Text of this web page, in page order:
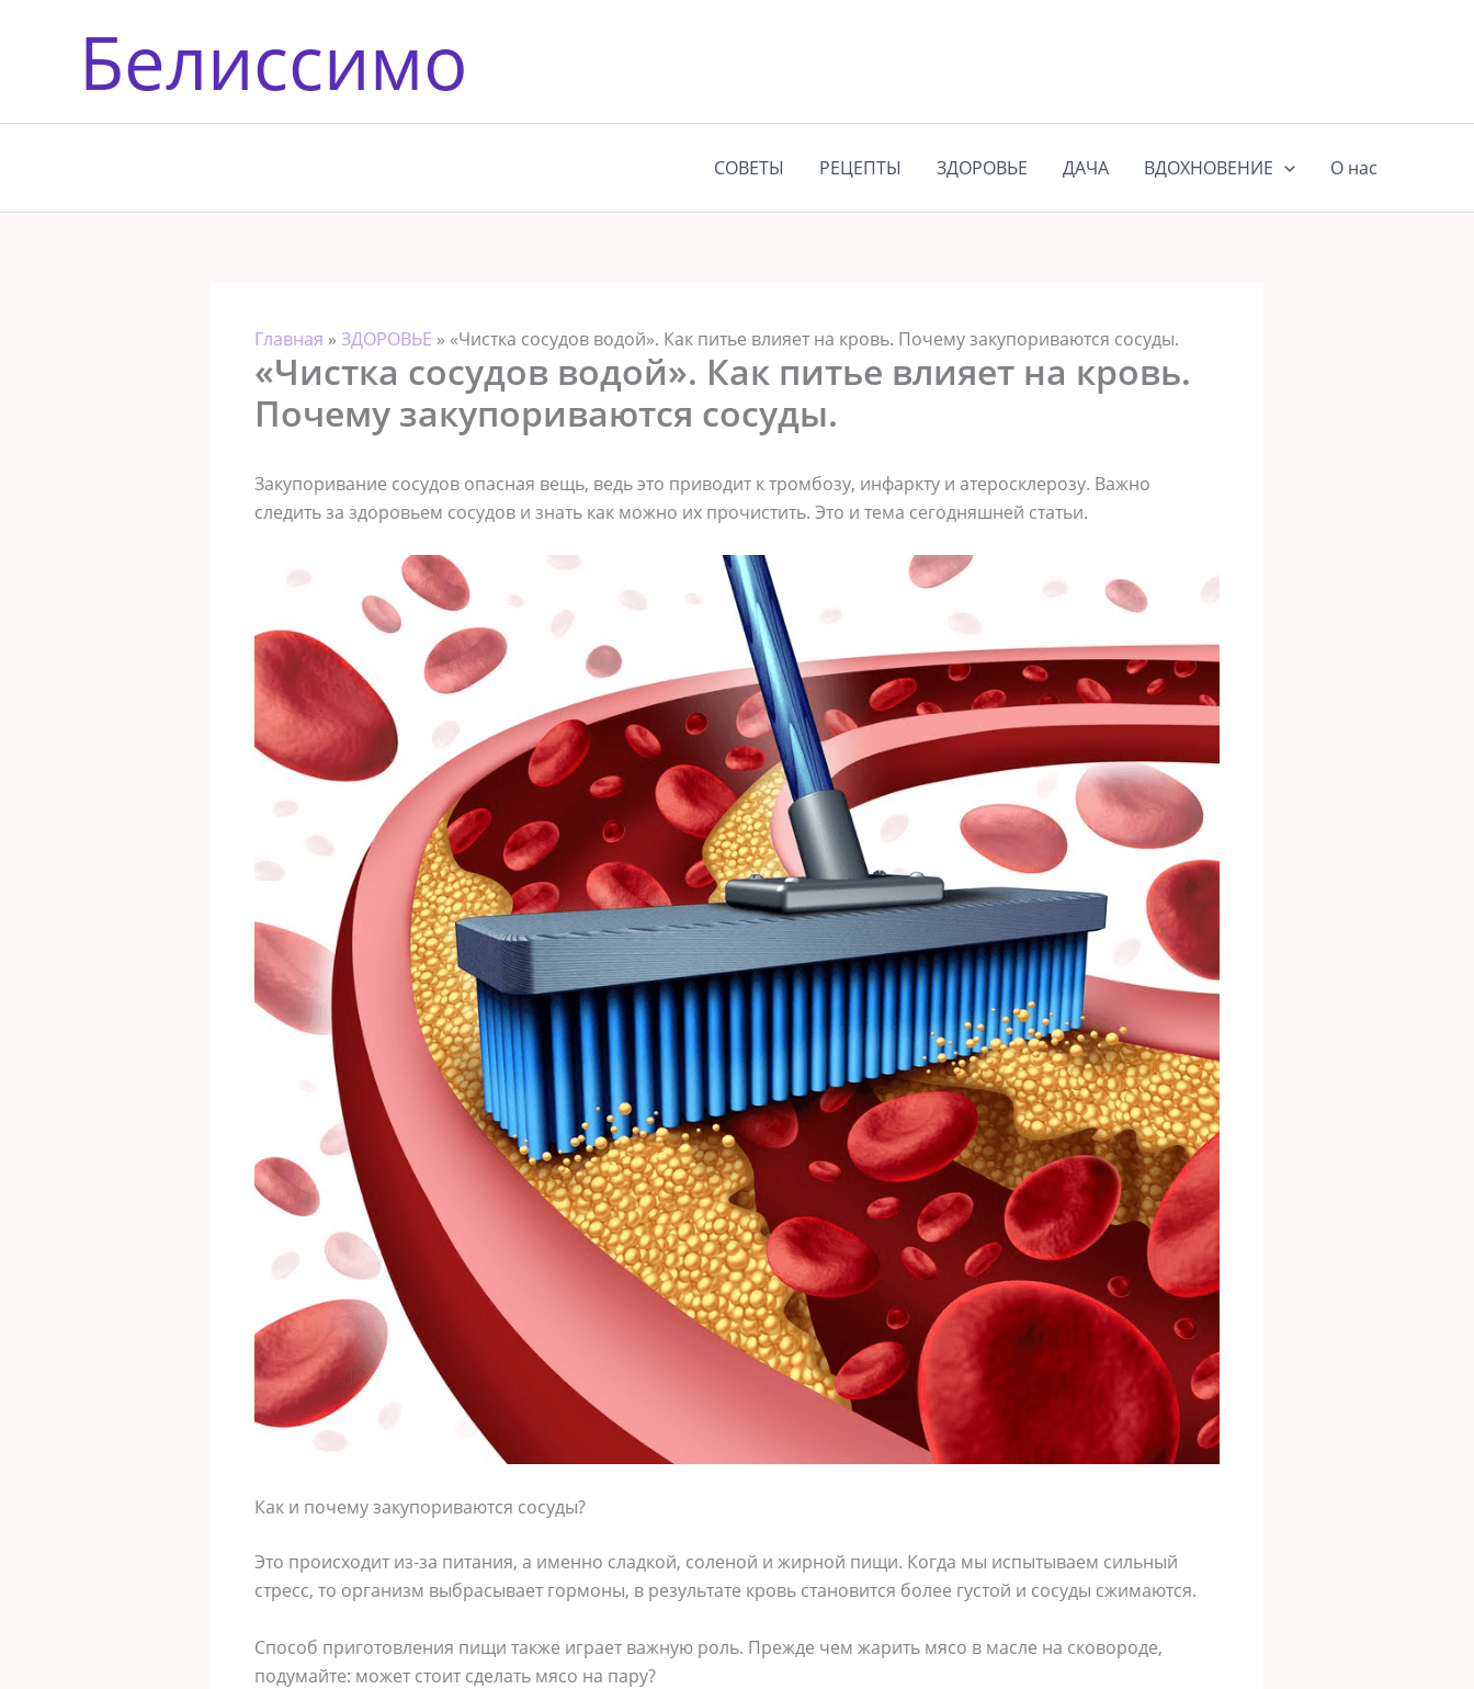
содержимомуБелиссимо
СОВЕТЫ РЕЦЕПТЫ ЗДОРОВЬЕ ДАЧА ВДОХНОВЕНИЕ О нас
Главная » ЗДОРОВЬЕ » «Чистка сосудов водой». Как питье влияет на кровь. Почему закупориваются сосуды.
«Чистка сосудов водой». Как питье влияет на кровь.
Почему закупориваются сосуды.
Закупоривание сосудов опасная вещь, ведь это приводит к тромбозу, инфаркту и атеросклерозу. Важно
следить за здоровьем сосудов и знать как можно их прочистить. Это и тема сегодняшней статьи.
Как и почему закупориваются сосуды?
Это происходит из-за питания, а именно сладкой, соленой и жирной пищи. Когда мы испытываем сильный
стресс, то организм выбрасывает гормоны, в результате кровь становится более густой и сосуды сжимаются.
Способ приготовления пищи также играет важную роль. Прежде чем жарить мясо в масле на сковороде,
подумайте: может стоит сделать мясо на пару?